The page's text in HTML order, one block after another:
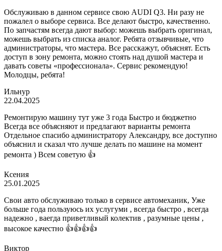
Обслуживаю в данном сервисе свою AUDI Q3. Ни разу не
пожалел о выборе сервиса. Все делают быстро, качественно.
По запчастям всегда дают выбор: можешь выбрать оригинал,
можешь выбрать из списка аналог. Ребята отзывчивые, что
администраторы, что мастера. Все расскажут, объяснят. Есть
доступ в зону ремонта, можно стоять над душой мастера и
давать советы «профессионала». Сервис рекомендую!
Молодцы, ребята!
Ильнур
22.04.2025
Ремонтирую машину тут уже 3 года Быстро и бюджетно
Всегда все объясняют и предлагают варианты ремонта
Отдельное спасибо администратору Александру, все доступно
объяснил и сказал что лучше делать по машине на момент
ремонта ) Всем советую 👍
Ксения
25.01.2025
Свои авто обслуживаю только в сервисе автомеханик, Уже
больше года пользуюсь их услугуми , всегда быстро , всегда
надежно , ваегда приветливый колектив , разумные цены ,
высокое качестно 👍👍👍👍
Виктор